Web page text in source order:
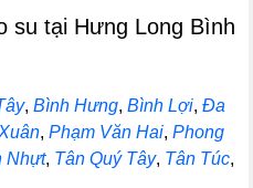
su tại Hưng Long Bình
,Bình Hưng,Bình Lợi,Đa
,Phạm Văn Hai,Phong
Nhựt, Tân Quý Tây, Tân Túc,